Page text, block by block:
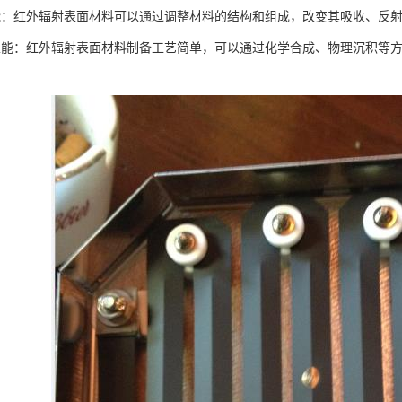
红外辐射表面材料可以通过调整材料的结构和组成，改变其吸收、反
：红外辐射表面材料制备工艺简单，可以通过化学合成、物理沉积等